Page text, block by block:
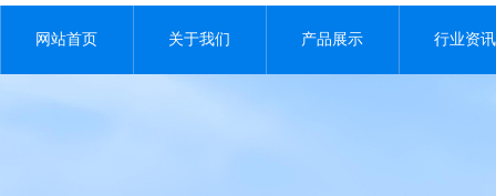
网站首页 关于我们 产品展示 行业资讯